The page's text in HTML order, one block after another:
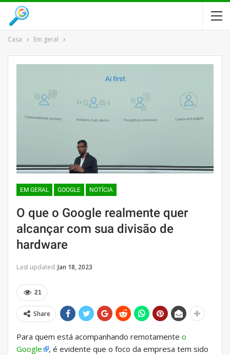
Casa Em geral
EM GERAL GOOGLE NOTÍCIA
O que o Google realmente quer
alcançar com sua divisão de
hardware
Last updated Jan 18, 2023
21
Share
Para quem está acompanhando remotamente o
Google
, é evidente que o foco da empresa tem sido